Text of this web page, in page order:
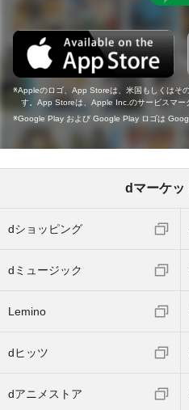
Appleのロゴ、App Storeは、米国もしくはそ
す。App Storeは、Apple Inc.のサービスマー
Google Play および Google Play ロゴは
dマーケッ
dショッピング
dミュージック
Lemino
dヒッツ
dアニメストア